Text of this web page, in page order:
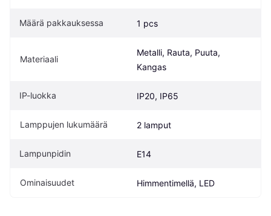
Määrä pakkauksessa 1 pcs
Materiaali
Metalli, Rauta, Puuta,
Kangas
IP-luokka IP20, IP65
Lamppujen lukumäärä 2 lamput
Lampunpidin E14
Ominaisuudet Himmentimellä, LED